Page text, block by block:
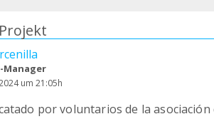
Manager
um 21:05h
por voluntarios de la